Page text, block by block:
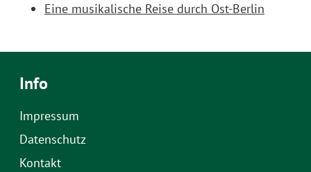
Eine musikalische Reise durch Ost-Berlin
Info
Impressum
Datenschutz
Kontakt